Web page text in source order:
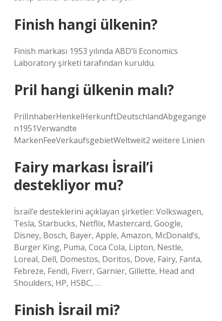
Finish hangi ülkenin?
Finish markası 1953 yılında ABD’li Economics
Laboratory şirketi tarafından kuruldu.
Pril hangi ülkenin malı?
PrilInhaberHenkelHerkunftDeutschlandAbgegange
n1951Verwandte
MarkenFeeVerkaufsgebietWeltweit2 weitere Linien
Fairy markası İsrail’i
destekliyor mu?
İsrail’e desteklerini açıklayan şirketler: Volkswagen,
Tesla, Starbucks, Netflix, Mastercard, Google,
Disney, Bosch, Bayer, Apple, Amazon, McDonald’s,
Burger King, Puma, Coca Cola, Lipton, Nestle,
Loreal, Dell, Domestos, Doritos, Dove, Fairy, Fanta,
Febreze, Fendi, Fiverr, Garnier, Gillette, Head and
Shoulders, HP, HSBC, …
Finish İsrail mi?